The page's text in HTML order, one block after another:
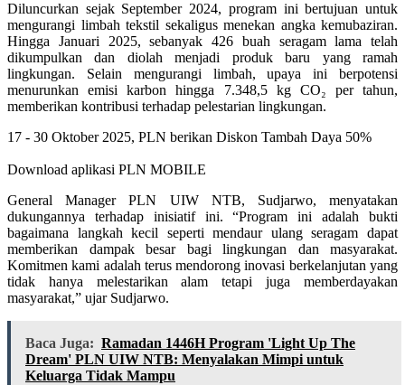
Diluncurkan sejak September 2024, program ini bertujuan untuk
mengurangi limbah tekstil sekaligus menekan angka kemubaziran.
Hingga Januari 2025, sebanyak 426 buah seragam lama telah
dikumpulkan dan diolah menjadi produk baru yang ramah
lingkungan. Selain mengurangi limbah, upaya ini berpotensi
menurunkan emisi karbon hingga 7.348,5 kg CO₂ per tahun,
memberikan kontribusi terhadap pelestarian lingkungan.
17 - 30 Oktober 2025, PLN berikan Diskon Tambah Daya 50%
Download aplikasi PLN MOBILE
General Manager PLN UIW NTB, Sudjarwo, menyatakan
dukungannya terhadap inisiatif ini. “Program ini adalah bukti
bagaimana langkah kecil seperti mendaur ulang seragam dapat
memberikan dampak besar bagi lingkungan dan masyarakat.
Komitmen kami adalah terus mendorong inovasi berkelanjutan yang
tidak hanya melestarikan alam tetapi juga memberdayakan
masyarakat,” ujar Sudjarwo.
Baca Juga: Ramadan 1446H Program 'Light Up The
Dream' PLN UIW NTB: Menyalakan Mimpi untuk
Keluarga Tidak Mampu